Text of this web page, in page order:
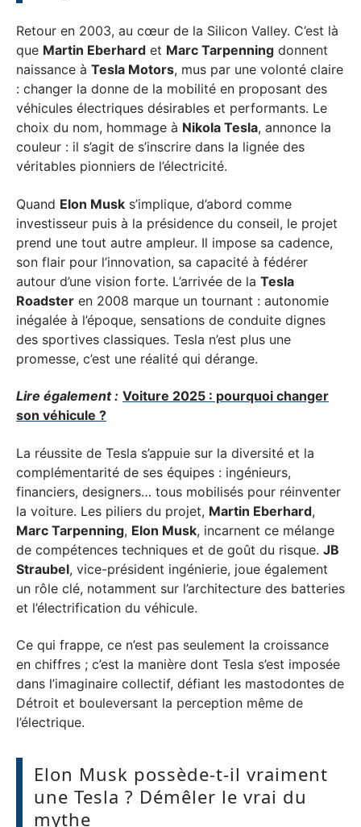
Retour en 2003, au cœur de la Silicon Valley. C’est là
que Martin Eberhard et Marc Tarpenning donnent
naissance à Tesla Motors, mus par une volonté claire
: changer la donne de la mobilité en proposant des
véhicules électriques désirables et performants. Le
choix du nom, hommage à Nikola Tesla, annonce la
couleur : il s’agit de s’inscrire dans la lignée des
véritables pionniers de l’électricité.
Quand Elon Musk s’implique, d’abord comme
investisseur puis à la présidence du conseil, le projet
prend une tout autre ampleur. Il impose sa cadence,
son flair pour l’innovation, sa capacité à fédérer
autour d’une vision forte. L’arrivée de la Tesla
Roadster en 2008 marque un tournant : autonomie
inégalée à l’époque, sensations de conduite dignes
des sportives classiques. Tesla n’est plus une
promesse, c’est une réalité qui dérange.
Lire également : Voiture 2025 : pourquoi changer
son véhicule ?
La réussite de Tesla s’appuie sur la diversité et la
complémentarité de ses équipes : ingénieurs,
financiers, designers… tous mobilisés pour réinventer
la voiture. Les piliers du projet, Martin Eberhard,
Marc Tarpenning, Elon Musk, incarnent ce mélange
de compétences techniques et de goût du risque. JB
Straubel, vice-président ingénierie, joue également
un rôle clé, notamment sur l’architecture des batteries
et l’électrification du véhicule.
Ce qui frappe, ce n’est pas seulement la croissance
en chiffres ; c’est la manière dont Tesla s’est imposée
dans l’imaginaire collectif, défiant les mastodontes de
Détroit et bouleversant la perception même de
l’électrique.
Elon Musk possède-t-il vraiment
une Tesla ? Démêler le vrai du
mythe